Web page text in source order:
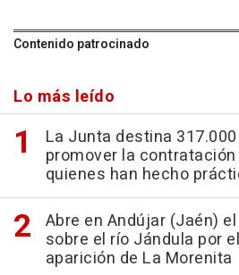
Contenido patrocinado
Lo más leído
La Junta destina
promover la
quienes han hecho
Abre en Andújar (Jaén)
sobre el río Jándula por
aparición de La Morenita